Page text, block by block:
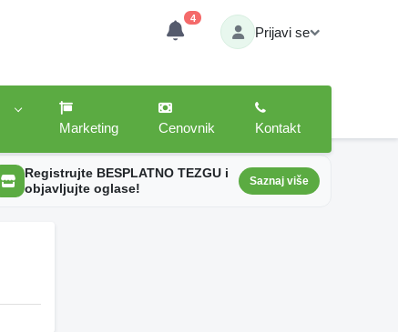
4
Prijavi se
Marketing
Cenovnik Kontakt
Registrujte BESPLATNO TEZGU i
objavljujte oglase!
Saznaj više